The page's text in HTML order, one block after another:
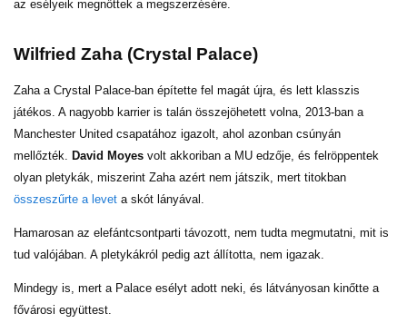
az esélyeik megnőttek a megszerzésére.
Wilfried Zaha (Crystal Palace)
Zaha a Crystal Palace-ban építette fel magát újra, és lett klasszis
játékos. A nagyobb karrier is talán összejöhetett volna, 2013-ban a
Manchester United csapatához igazolt, ahol azonban csúnyán
mellőzték.
David Moyes volt akkoriban a MU edzője, és felröppentek
olyan pletykák, miszerint Zaha azért nem játszik, mert titokban
összeszűrte a levet a skót lányával.
Hamarosan az elefántcsontparti távozott, nem tudta megmutatni, mit is
tud valójában. A pletykákról pedig azt állította, nem igazak.
Mindegy is, mert a Palace esélyt adott neki, és látványosan kinőtte a
fővárosi együttest.